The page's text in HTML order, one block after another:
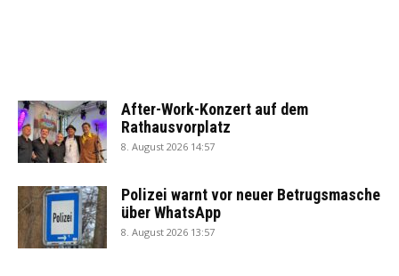
After-Work-Konzert auf dem
Rathausvorplatz
8. August 2026 14:57
Polizei warnt vor neuer Betrugsmasche
über WhatsApp
8. August 2026 13:57